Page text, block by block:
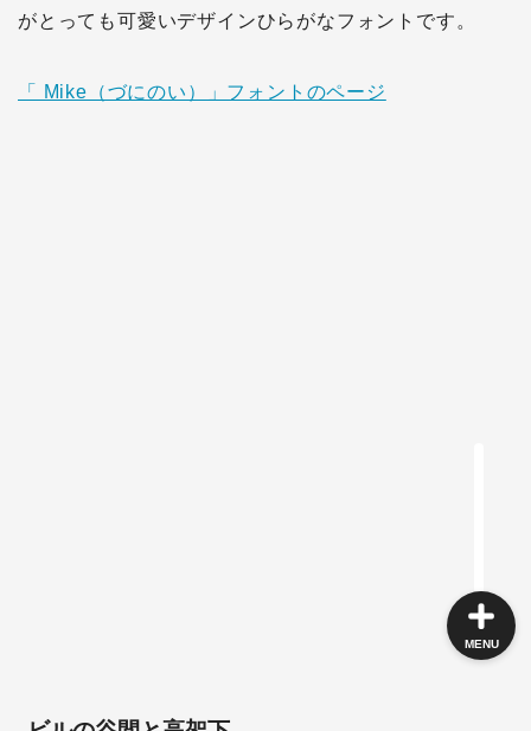
がとっても可愛いデザインひらがなフォントです。
「 Mike（づにのい）」フォントのページ
MENU